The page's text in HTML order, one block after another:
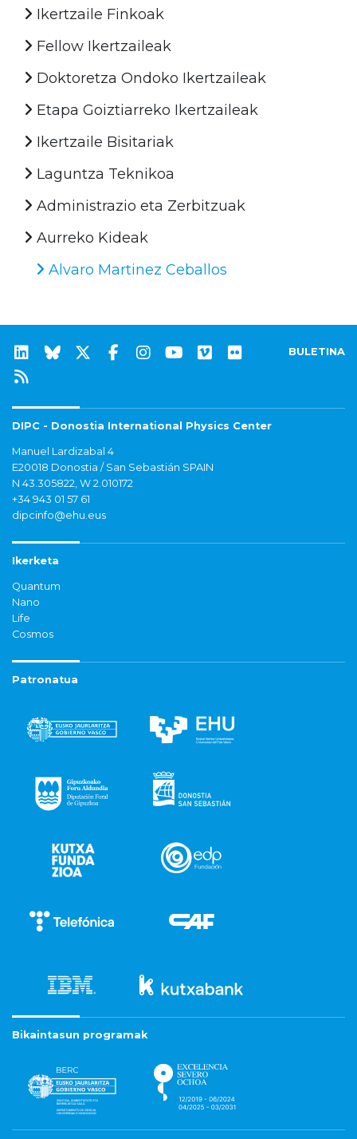
Ikertzaile Finkoak
Fellow Ikertzaileak
Doktoretza Ondoko Ikertzaileak
Etapa Goiztiarreko Ikertzaileak
Ikertzaile Bisitariak
Laguntza Teknikoa
Administrazio eta Zerbitzuak
Aurreko Kideak
Alvaro Martinez Ceballos
BULETINA
DIPC - Donostia International Physics Center
Manuel Lardizabal 4
E20018 Donostia / San Sebastián SPAIN
N 43.305822, W 2.010172
+34 943 01 57 61
dipcinfo@ehu.eus
Ikerketa
Quantum
Nano
Life
Cosmos
Patronatua
Bikaintasun programak